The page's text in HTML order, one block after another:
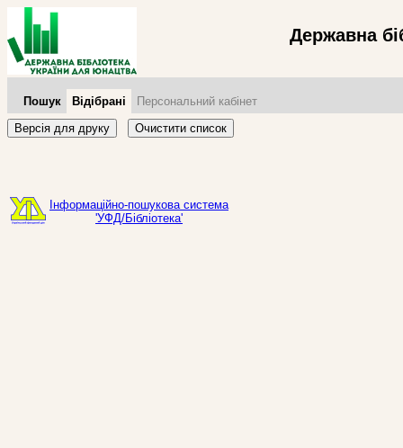
Державна
Пошук Відібрані
Персональний кабінет
Версія для друку
Очистити список
Інформаційно-пошукова система
'УФД/Бібліотека'